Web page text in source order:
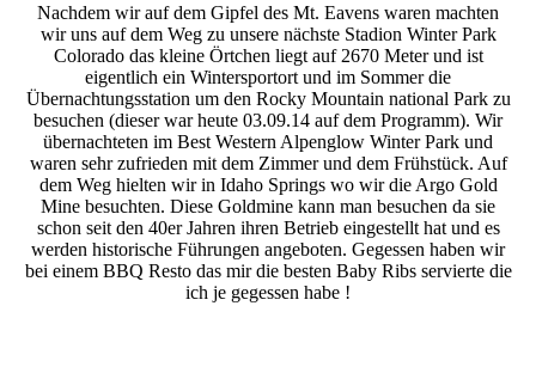
Nachdem wir auf dem Gipfel des Mt. Eavens waren machten
wir uns auf dem Weg zu unsere nächste Stadion Winter Park
Colorado das kleine Örtchen liegt auf 2670 Meter und ist
eigentlich ein Wintersportort und im Sommer die
Übernachtungsstation um den Rocky Mountain national Park zu
besuchen (dieser war heute 03.09.14 auf dem Programm). Wir
übernachteten im Best Western Alpenglow Winter Park und
waren sehr zufrieden mit dem Zimmer und dem Frühstück. Auf
dem Weg hielten wir in Idaho Springs wo wir die Argo Gold
Mine besuchten. Diese Goldmine kann man besuchen da sie
schon seit den 40er Jahren ihren Betrieb eingestellt hat und es
werden historische Führungen angeboten. Gegessen haben wir
bei einem BBQ Resto das mir die besten Baby Ribs servierte die
ich je gegessen habe !